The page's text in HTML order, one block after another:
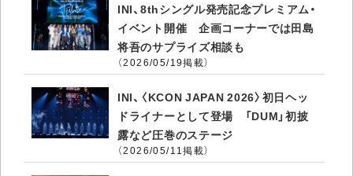
INI、8thシングル発売記念プレミアム・
イベント開催 企画コーナーでは田島
将吾のサプライズ相談も
（2026/05/19掲載）
INI、〈KCON JAPAN 2026〉初日ヘッ
ドライナーとして登場 「DUM」初披
露など圧巻のステージ
（2026/05/11掲載）